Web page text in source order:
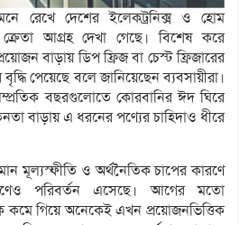
রেখে দেশের ইলেকট্রনিক্স ও হোম
ক্রেতা আগ্রহ দেখা গেছে। বিশেষ করে
বাড়ায় ডিপ ফ্রিজ বা চেস্ট ফ্রিজারের
পেয়েছে বলে জানিয়েছেন ব্যবসায়ীরা।
বছরগুলোতে কোরবানির ঈদ ঘিরে
বাড়ায় এ ধরনের পণ্যের চাহিদাও ধীরে
মূল্যস্ফীতি ও অর্থনৈতিক চাপের কারণে
পরিবর্তন এসেছে। আগের মতো
কমে গিয়ে অনেকেই এখন প্রয়োজনভিত্তিক